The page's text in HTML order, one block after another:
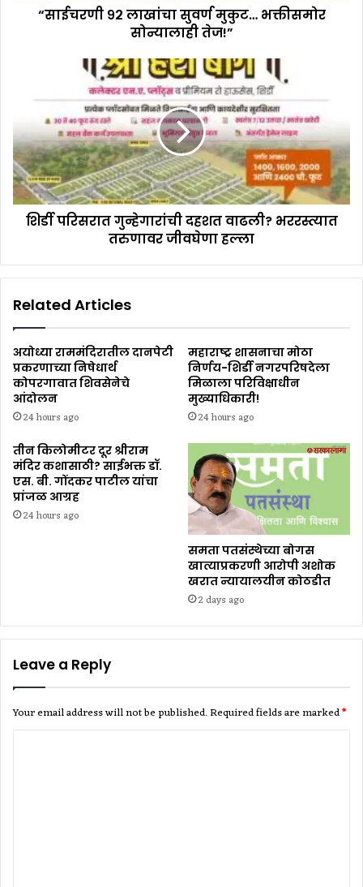
“साईचरणी ९२ लाखांचा सुवर्ण मुकुट… भक्तीसमोर
सोन्यालाही तेज!”
शिर्डी परिसरात गुन्हेगारांची दहशत वाढली? भररस्त्यात
तरुणावर जीवघेणा हल्ला
Related Articles
अयोध्या राममंदिरातील दानपेटी
प्रकरणाच्या निषेधार्थ
कोपरगावात शिवसेनेचे
आंदोलन
24 hours ago
महाराष्ट्र शासनाचा मोठा
निर्णय-शिर्डी नगरपरिषदेला
मिळाला परिविक्षाधीन
मुख्याधिकारी!
24 hours ago
तीन किलोमीटर दूर श्रीराम
मंदिर कशासाठी? साईभक्त डॉ.
एस. बी. गोंदकर पाटील यांचा
प्रांजळ आग्रह
24 hours ago
समता पतसंस्थेच्या बोगस
खात्याप्रकरणी आरोपी अशोक
खरात न्यायालयीन कोठडीत
2 days ago
Leave a Reply
Your email address will not be published.Required fields are marked*